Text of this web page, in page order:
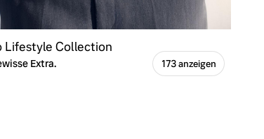
Lifestyle Collection
Extra. 173 anzeigen